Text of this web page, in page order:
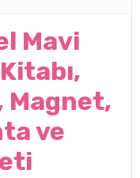
Mavi
Magnet,
ve